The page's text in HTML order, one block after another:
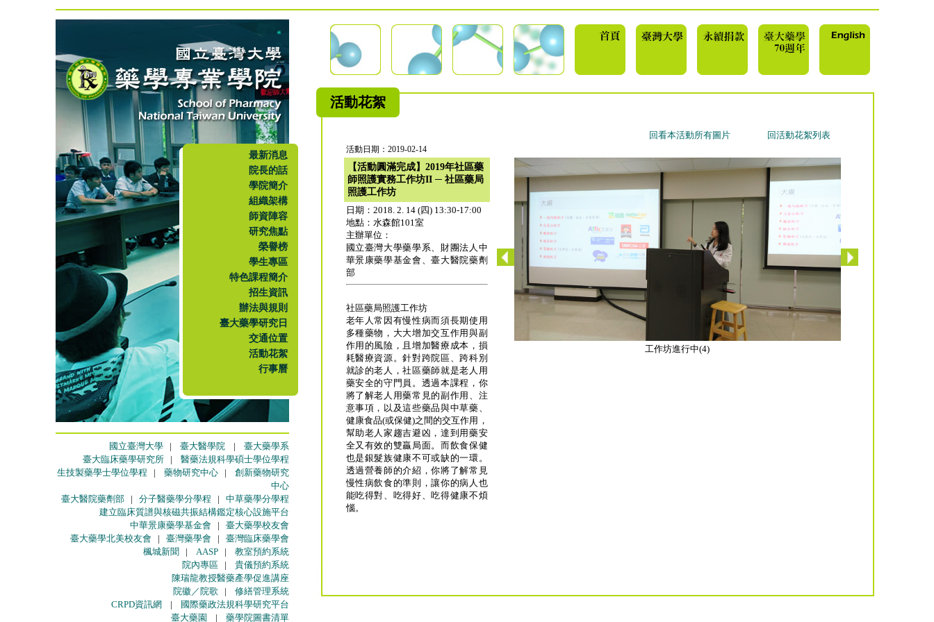
最新消息
院長的話
學院簡介
組織架構
師資陣容
研究焦點
榮譽榜
學生專區
特色課程簡介
招生資訊
辦法與規則
臺大藥學研究日
交通位置
活動花絮
行事曆
國立臺灣大學| 臺大醫學院| 臺大藥學系
臺大臨床藥學研究所| 醫藥法規科學碩士學位學程
生技製藥學士學位學程 | 藥物研究中心| 創新藥物研究
中心
臺大醫院藥劑部| 分子醫藥學分學程 | 中草藥學分學程
建立臨床質譜與核磁共振結構鑑定核心設施平台
中華景康藥學基金會| 臺大藥學校友會
臺大藥學北美校友會| 臺灣藥學會| 臺灣臨床藥學會
楓城新聞 | AASP| 教室預約系統
院內專區| 貴儀預約系統
陳瑞龍教授醫藥產學促進講座
院徽／院歌 | 修繕管理系統
CRPD資訊網 |
國際藥政法規科學研究平台
臺大藥園 | 藥學院圖書清單
活動花絮
回看本活動所有圖片 回活動花絮列表
活動日期：2019-02-14
【活動圓滿完成】2019年社區藥
師照護實務工作坊II ─ 社區藥局
照護工作坊
日期：2018. 2. 14 (四) 13:30-17:00
地點：水森館101室
主辦單位：
國立臺灣大學藥學系、財團法人中
華景康藥學基金會、臺大醫院藥劑
部
社區藥局照護工作坊
老年人常因有慢性病而須長期使用
多種藥物，大大增加交互作用與副
作用的風險，且增加醫療成本，損
耗醫療資源。針對跨院區、跨科別
就診的老人，社區藥師就是老人用
藥安全的守門員。透過本課程，你
將了解老人用藥常見的副作用、注
意事項，以及這些藥品與中草藥、
健康食品(或保健)之間的交互作用，
幫助老人家趨吉避凶，達到用藥安
全又有效的雙贏局面。而飲食保健
也是銀髮族健康不可或缺的一環。
透過營養師的介紹，你將了解常見
慢性病飲食的準則，讓你的病人也
能吃得對、吃得好、吃得健康不煩
惱。
工作坊進行中(4)